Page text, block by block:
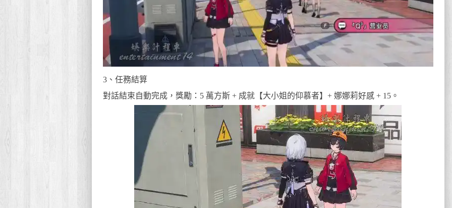
3、任務結算
對話結束自動完成，獎勵：5 萬方斯 + 成就【大小姐的仰慕者】+ 娜娜莉好感 + 15。